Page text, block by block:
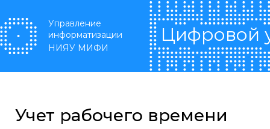
Перейти к основному содержанию
Управление
информатизации
НИЯУ МИФИ
Цифровой
Учет рабочего времени